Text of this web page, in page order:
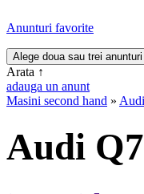
Anunturi favorite
Arata ↑
adauga un anunt
Masini second hand » Audi
Audi Q7